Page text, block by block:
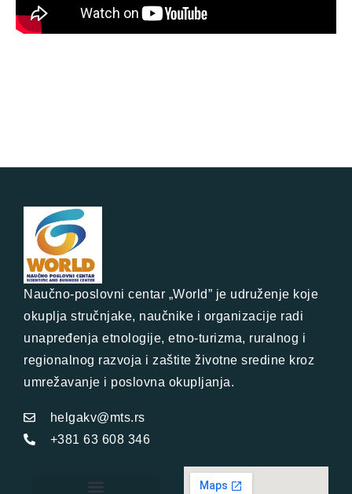
Naučno-poslovni centar „World” je udruženje koje
okuplja stručnjake, naučnike i organizacije radi
unapređenja etnologije, etno-turizma, ruralnog i
regionalnog razvoja i zaštite životne sredine kroz
umrežavanje i poslovna okupljanja.
helgakv@mts.rs
+381 63 608 346